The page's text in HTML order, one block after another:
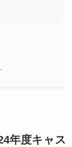
年度キャス